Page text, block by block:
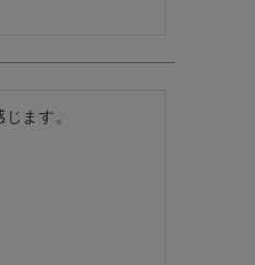
ます。